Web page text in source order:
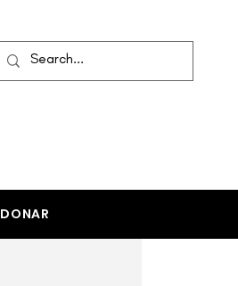
DONAR